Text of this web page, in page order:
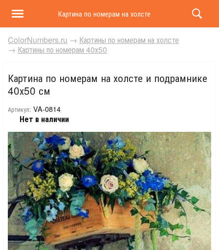
Картина по номерам на холсте и подрамнике 40х50
ColorNumbers.ru → Картины по номерам на холсте
→ Картины по номерам 40х50
Картина по номерам на холсте и подрамнике
40х50 см
Артикул: VA-0814
Нет в наличии